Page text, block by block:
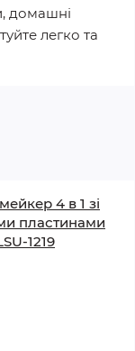
домашні
легко та
4 в 1 зі
пластинами
1219